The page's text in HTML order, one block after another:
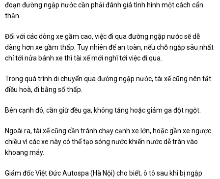
đoạn đường ngập nước cần phải đánh giá tình hình một cách cẩn
thận.
Đối với các dòng xe gầm cao, việc đi qua đường ngập nước sẽ dễ
dàng hơn xe gầm thấp. Tuy nhiên để an toàn, nếu chỗ ngập sâu nhất
chỉ tới nửa bánh xe thì tài xế mới nghĩ tới việc đi qua.
Trong quá trình di chuyển qua đường ngập nước, tài xế cũng nên tắt
điều hoà, đi bằng số thấp.
Bên cạnh đó, cần giữ đều ga, không tăng hoặc giảm ga đột ngột.
Ngoài ra, tài xế cũng cần tránh chạy cạnh xe lớn, hoặc gần xe ngược
chiều vì các xe này có thể tạo sóng nước khiến nước dễ tràn vào
khoang máy.
Giám đốc Việt Đức Autospa (Hà Nội) cho biết, ô tô sau khi bị ngập